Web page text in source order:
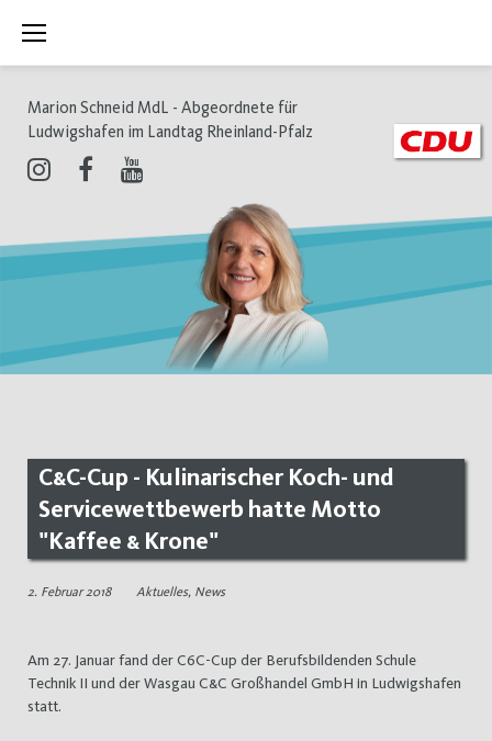
Inhalt
Marion Schneid MdL - Abgeordnete für
Ludwigshafen im Landtag Rheinland-Pfalz
C&C-Cup - Kulinarischer Koch- und
Servicewettbewerb hatte Motto
"Kaffee & Krone"
2. Februar 2018 Aktuelles, News
Am 27. Januar fand der C6C-Cup der Berufsbildenden Schule
Technik II und der Wasgau C&C Großhandel GmbH in Ludwigshafen
statt.